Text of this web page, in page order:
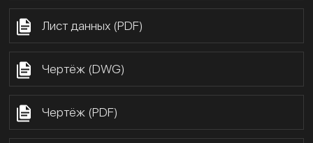
Лист данных (PDF)
Чертёж (DWG)
Чертёж (PDF)